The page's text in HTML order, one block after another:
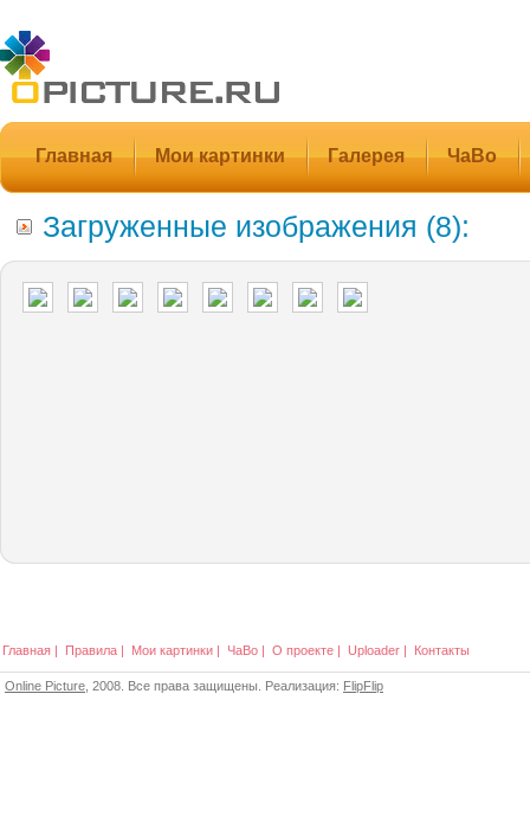
Главная Мои картинки Галерея ЧаВо
Загруженные изображения (8):
Главная | Правила | Мои картинки | ЧаВо | О проекте | Uploader | Контакты
Online Picture , 2008. Все права защищены. Реализация: FlipFlip